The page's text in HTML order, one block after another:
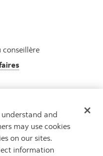
conseillère
and
may use cookies
on our sites.
information